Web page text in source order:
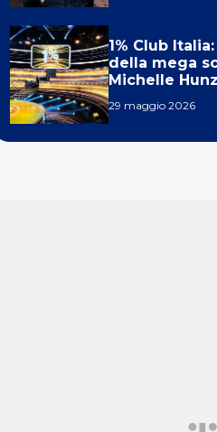
1% Club
della mega
Michelle
29 maggio 2026